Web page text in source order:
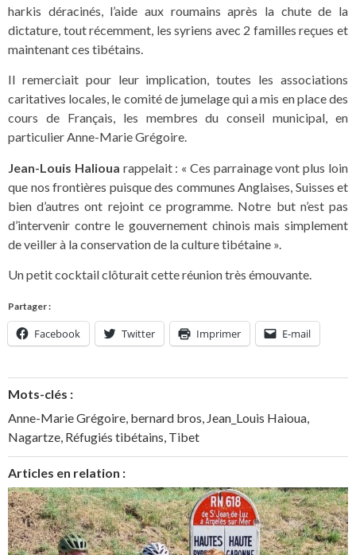
harkis déracinés, l’aide aux roumains après la chute de la
dictature, tout récemment, les syriens avec 2 familles reçues et
maintenant ces tibétains.
Il remerciait pour leur implication, toutes les associations
caritatives locales, le comité de jumelage qui a mis en place des
cours de Français, les membres du conseil municipal, en
particulier Anne-Marie Grégoire.
Jean-Louis Halioua rappelait : « Ces parrainage vont plus loin
que nos frontières puisque des communes Anglaises, Suisses et
bien d’autres ont rejoint ce programme. Notre but n’est pas
d’intervenir contre le gouvernement chinois mais simplement
de veiller à la conservation de la culture tibétaine ».
Un petit cocktail clôturait cette réunion très émouvante.
Partager :
Facebook Twitter Imprimer E-mail
Mots-clés :
Anne-Marie Grégoire, bernard bros, Jean_Louis Haioua,
Nagartze, Réfugiés tibétains, Tibet
Articles en relation :